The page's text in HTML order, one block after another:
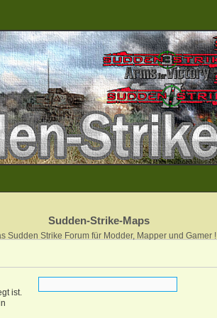
Sudden-Strike-Maps
Sudden Strike Forum für Modder, Mapper und Gamer !
ist.